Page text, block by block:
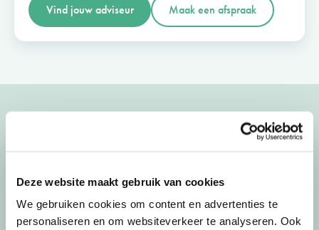
Deze website maakt gebruik van cookies
We gebruiken cookies om content en advertenties te
personaliseren en om websiteverkeer te analyseren. Ook
Vind jouw adviseur Maak een afspraak
02-07-26 doorJorg